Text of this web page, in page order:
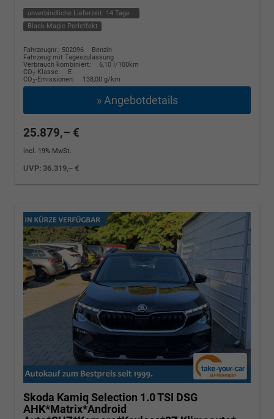
unverbindliche Lieferzeit: 14 Tage
Black-Magic Perleffekt
Fahrzeugnr.: 502096
Benzin
Fahrzeug mit Tageszulassung
Verbrauch kombiniert:
6,10 l/100km
CO2-Klasse:
E
CO2-Emissionen: 138,00 g/km
» Angebotdetails
25.879,– €
incl. 19% MwSt.
UVP: 36.319,– €
Skoda Kamiq Selection 1.0 TSI DSG
AHK*Matrix*Android